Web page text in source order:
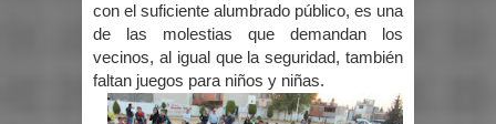
con el suficiente alumbrado público, es una
de las molestias que demandan los
vecinos, al igual que la seguridad, también
faltan juegos para niños y niñas.